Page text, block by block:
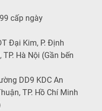
cấp ngày
Đại Kim, P. Định
Hà Nội (Gần bến
DD9 KDC An
TP. Hồ Chí Minh